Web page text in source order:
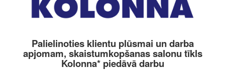
Palielinoties klientu plūsmai un darba
apjomam, skaistumkopšanas salonu tīkls
Kolonna* piedāvā darbu